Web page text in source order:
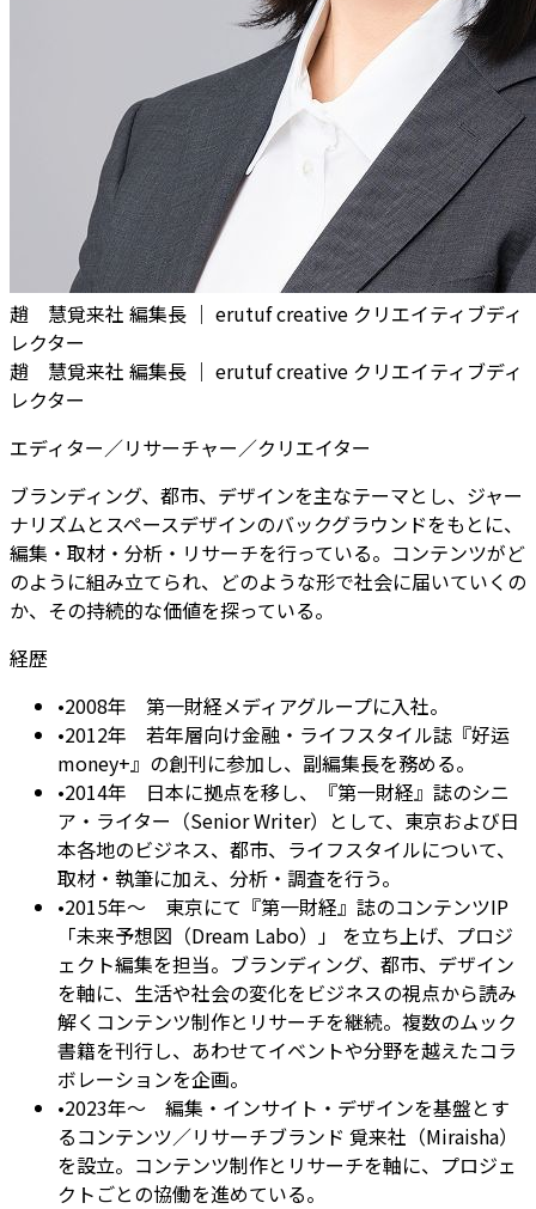
趙 慧覓来社 編集長 ｜ erutuf creative クリエイティブディ
レクター
趙 慧覓来社 編集長 ｜ erutuf creative クリエイティブディ
レクター
エディター／リサーチャー／クリエイター
ブランディング、都市、デザインを主なテーマとし、ジャー
ナリズムとスペースデザインのバックグラウンドをもとに、
編集・取材・分析・リサーチを行っている。コンテンツがど
のように組み立てられ、どのような形で社会に届いていくの
か、その持続的な価値を探っている。
経歴
•2008年 第一財経メディアグループに入社。
•2012年 若年層向け金融・ライフスタイル誌『好运
money+』の創刊に参加し、副編集長を務める。
•2014年 日本に拠点を移し、『第一財経』誌のシニ
ア・ライター（Senior Writer）として、東京および日
本各地のビジネス、都市、ライフスタイルについて、
取材・執筆に加え、分析・調査を行う。
•2015年〜 東京にて『第一財経』誌のコンテンツIP
「未来予想図（Dream Labo）」 を立ち上げ、プロジ
ェクト編集を担当。ブランディング、都市、デザイン
を軸に、生活や社会の変化をビジネスの視点から読み
解くコンテンツ制作とリサーチを継続。複数のムック
書籍を刊行し、あわせてイベントや分野を越えたコラ
ボレーションを企画。
•2023年〜 編集・インサイト・デザインを基盤とす
るコンテンツ／リサーチブランド 覓来社（Miraisha）
を設立。コンテンツ制作とリサーチを軸に、プロジェ
クトごとの協働を進めている。